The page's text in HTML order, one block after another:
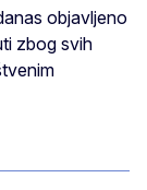
objavljeno
zbog svih